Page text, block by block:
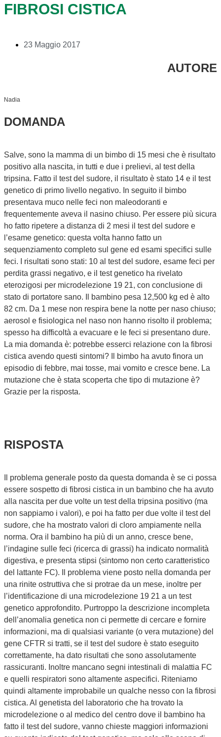
FIBROSI CISTICA
23 Maggio 2017
AUTORE
Nadia
DOMANDA
Salve, sono la mamma di un bimbo di 15 mesi che è risultato
positivo alla nascita, in tutti e due i prelievi, al test della
tripsina. Fatto il test del sudore, il risultato è stato 14 e il test
genetico di primo livello negativo. In seguito il bimbo
presentava muco nelle feci non maleodoranti e
frequentemente aveva il nasino chiuso. Per essere più sicura
ho fatto ripetere a distanza di 2 mesi il test del sudore e
l’esame genetico: questa volta hanno fatto un
sequenziamento completo sul gene ed esami specifici sulle
feci. I risultati sono stati: 10 al test del sudore, esame feci per
perdita grassi negativo, e il test genetico ha rivelato
eterozigosi per microdelezione 19 21, con conclusione di
stato di portatore sano. Il bambino pesa 12,500 kg ed è alto
82 cm. Da 1 mese non respira bene la notte per naso chiuso;
aerosol e fisiologica nel naso non hanno risolto il problema;
spesso ha difficoltà a evacuare e le feci si presentano dure.
La mia domanda è: potrebbe esserci relazione con la fibrosi
cistica avendo questi sintomi? Il bimbo ha avuto finora un
episodio di febbre, mai tosse, mai vomito e cresce bene. La
mutazione che è stata scoperta che tipo di mutazione è?
Grazie per la risposta.
RISPOSTA
Il problema generale posto da questa domanda è se ci possa
essere sospetto di fibrosi cistica in un bambino che ha avuto
alla nascita per due volte un test della tripsina positivo (ma
non sappiamo i valori), e poi ha fatto per due volte il test del
sudore, che ha mostrato valori di cloro ampiamente nella
norma. Ora il bambino ha più di un anno, cresce bene,
l’indagine sulle feci (ricerca di grassi) ha indicato normalità
digestiva, e presenta stipsi (sintomo non certo caratteristico
del lattante FC). Il problema viene posto nella domanda per
una rinite ostruttiva che si protrae da un mese, inoltre per
l’identificazione di una microdelezione 19 21 a un test
genetico approfondito. Purtroppo la descrizione incompleta
dell’anomalia genetica non ci permette di cercare e fornire
informazioni, ma di qualsiasi variante (o vera mutazione) del
gene CFTR si tratti, se il test del sudore è stato eseguito
correttamente, ha dato risultati che sono assolutamente
rassicuranti. Inoltre mancano segni intestinali di malattia FC
e quelli respiratori sono altamente aspecifici. Riteniamo
quindi altamente improbabile un qualche nesso con la fibrosi
cistica. Al genetista del laboratorio che ha trovato la
microdelezione o al medico del centro dove il bambino ha
fatto il test del sudore, vanno chieste maggiori informazioni